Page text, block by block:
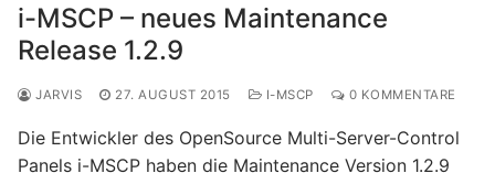
i-MSCP – neues Maintenance
Release 1.2.9
JARVIS 27. AUGUST 2015 I-MSCP 0 KOMMENTARE
Die Entwickler des OpenSource Multi-Server-Control
Panels i-MSCP haben die Maintenance Version 1.2.9